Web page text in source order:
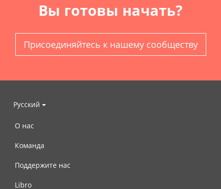
Вы готовы начать?
Присоединяйтесь к нашему сообществу
Русский
О нас
Команда
Поддержите нас
Libro